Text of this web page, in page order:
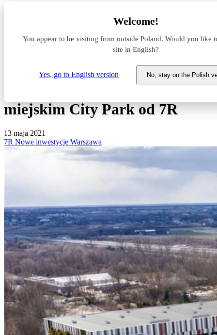
Welcome!
You appear to be visiting from outside Poland. Would you like
site in English?
Yes, go to English version No, stay on the Polish
Polfa Warszawa z nowym centrum badawczo-rozwojowym
Polfa Warszawa z nowym
centrum badawczo-
miejskim City Park od 7R
13 maja 2021
7R Nowe inwestycje Warszawa